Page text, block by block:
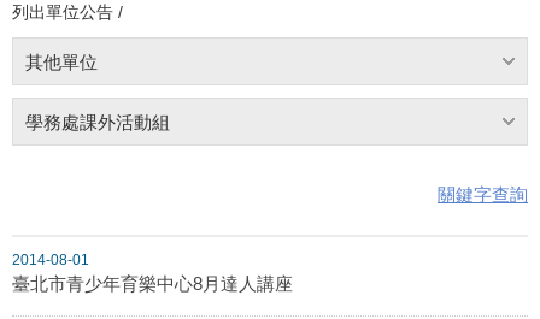
列出單位公告 /
其他單位
學務處課外活動組
關鍵字查詢
2014-08-01
臺北市青少年育樂中心8月達人講座